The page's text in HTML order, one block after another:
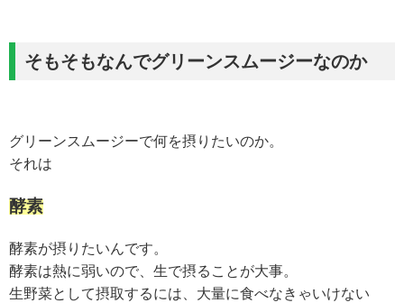
そもそもなんでグリーンスムージーなのか
グリーンスムージーで何を摂りたいのか。
それは
酵素
酵素が摂りたいんです。
酵素は熱に弱いので、生で摂ることが大事。
生野菜として摂取するには、大量に食べなきゃいけない